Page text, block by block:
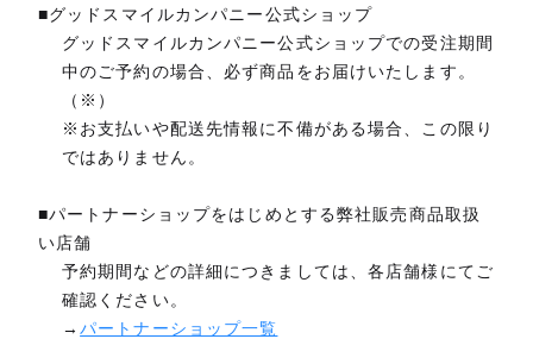
■グッドスマイルカンパニー公式ショップ
グッドスマイルカンパニー公式ショップでの受注期間
中のご予約の場合、必ず商品をお届けいたします。
（※）
※お支払いや配送先情報に不備がある場合、この限り
ではありません。
■パートナーショップをはじめとする弊社販売商品取扱
い店舗
予約期間などの詳細につきましては、各店舗様にてご
確認ください。
→パートナーショップ一覧